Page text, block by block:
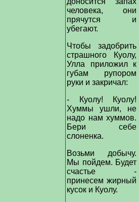
человека, они
прячутся и
убегают.
Чтобы задобрить
страшного Куолу,
Улла приложил к
губам рупором
руки и закричал:
- Куолу! Куолу!
Хуммы ушли, не
надо нам хуммов.
Бери себе
слоненка.
Возьми добычу.
Мы пойдем. Будет
счастье -
принесем жирный
кусок и Куолу.